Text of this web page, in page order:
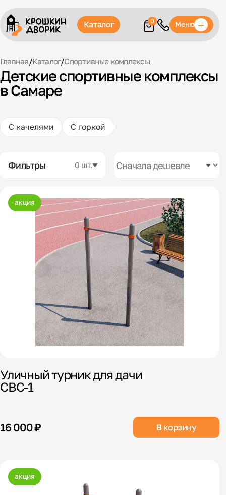
Каталог 0 Меню
Главная/Каталог/Спортивные комплексы
Детские спортивные комплексы
в Самаре
С качелями С горкой
Фильтры 0 шт.
акция
Уличный турник для дачи
СВС-1
16 000 ₽ В корзину
акция